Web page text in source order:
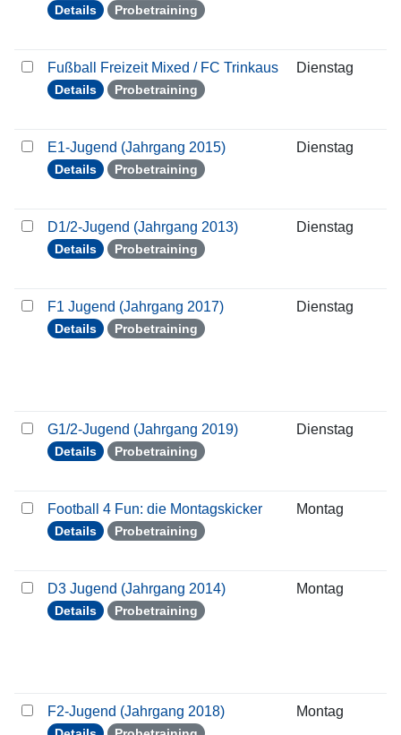
Details Probetraining
Fußball Freizeit Mixed / FC Trinkaus
Details Probetraining
Dienstag
E1-Jugend (Jahrgang 2015)
Details Probetraining
Dienstag
D1/2-Jugend (Jahrgang 2013)
Details Probetraining
Dienstag
F1 Jugend (Jahrgang 2017)
Details Probetraining
Dienstag
G1/2-Jugend (Jahrgang 2019)
Details Probetraining
Dienstag
Football 4 Fun: die Montagskicker
Details Probetraining
Montag
D3 Jugend (Jahrgang 2014)
Details Probetraining
Montag
F2-Jugend (Jahrgang 2018) Montag